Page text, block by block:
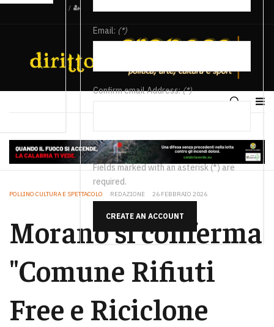
/
Email: (*)
Confirm email Address:(*)
Fields marked with an asterisk (*) are
required.
CREATE AN ACCOUNT
POLLINO CULTURA E SPETTACOLO REDAZIONE 26 FEBBRAIO 2026
Morano si conferma
"Comune Rifiuti
Free e Riciclone